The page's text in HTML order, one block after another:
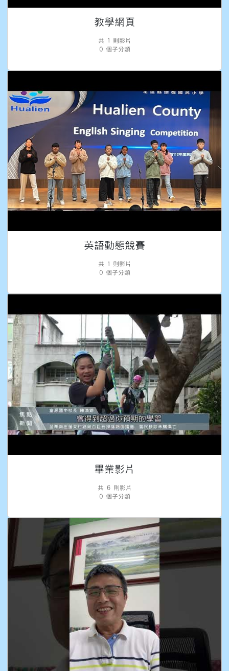
教學網頁
共 1 則影片
0 個子分類
英語動態競賽
共 1 則影片
0 個子分類
畢業影片
共 6 則影片
0 個子分類